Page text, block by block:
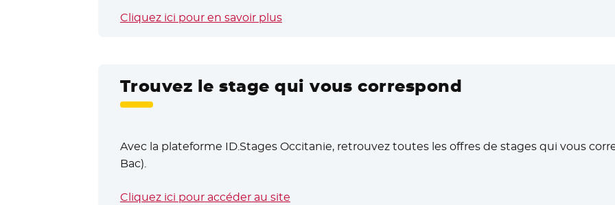
Cliquez ici pour en savoir plus
Trouvez le stage qui vous correspond
Avec la plateforme ID.Stages Occitanie, retrouvez toutes les offres de stages qui vous
Bac).
Cliquez ici pour accéder au site